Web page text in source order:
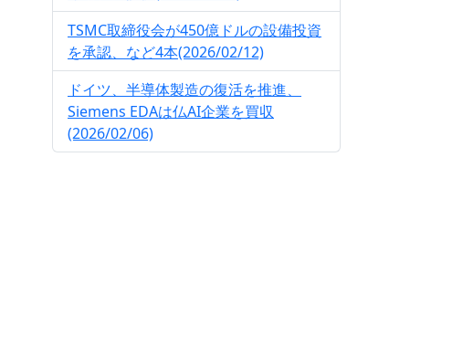
TSMC取締役会が450億ドルの設備投資
を承認、など4本(2026/02/12)
ドイツ、半導体製造の復活を推進、
Siemens EDAは仏AI企業を買収
(2026/02/06)